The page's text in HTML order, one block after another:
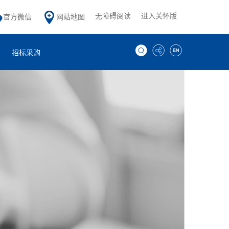
官方微信 网站地图 无障碍阅读 进入关怀版
招标采购